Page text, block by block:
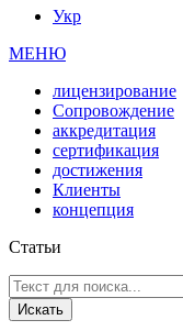
Укр
МЕНЮ
лицензирование
Сопровождение
аккредитация
сертификация
достижения
Клиенты
концепция
Статьи
Искать